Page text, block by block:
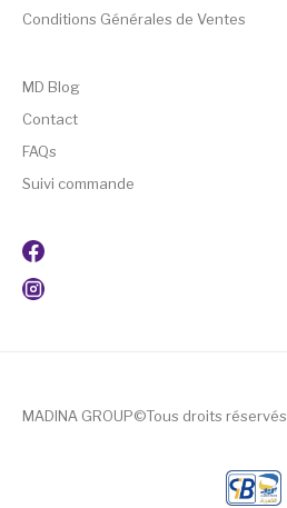
Conditions Générales de Ventes
MD Blog
Contact
FAQs
Suivi commande
MADINA GROUP©Tous droits réservés